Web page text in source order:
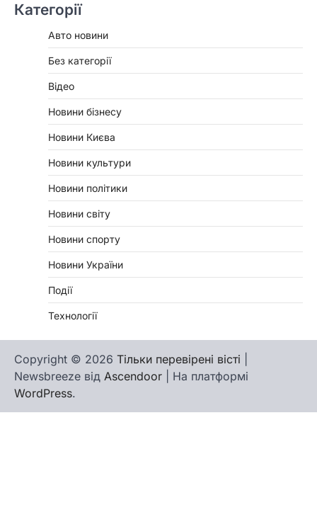
Категорії
Авто новини
Без категорії
Відео
Новини бізнесу
Новини Києва
Новини культури
Новини політики
Новини світу
Новини спорту
Новини України
Події
Технології
Copyright © 2026 Тільки перевірені вісті
Newsbreeze від Ascendoor | На платформі
WordPress.